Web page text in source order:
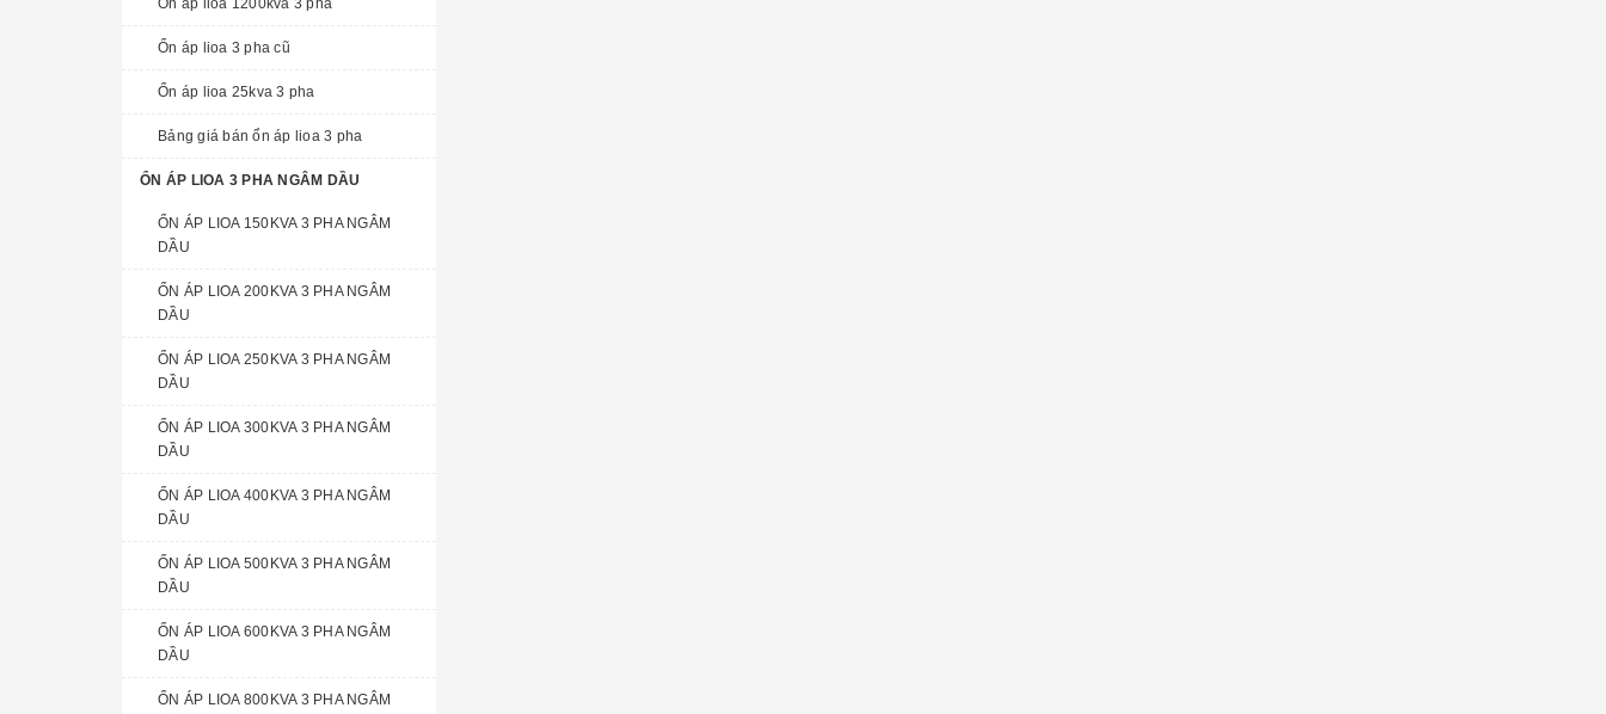
Ổn áp lioa 1200kva 3 pha
Ổn áp lioa 3 pha cũ
Ổn áp lioa 25kva 3 pha
Bảng giá bán ổn áp lioa 3 pha
ỔN ÁP LIOA 3 PHA NGÂM DẦU
ỔN ÁP LIOA 150KVA 3 PHA NGÂM
DẦU
ỔN ÁP LIOA 200KVA 3 PHA NGÂM
DẦU
ỔN ÁP LIOA 250KVA 3 PHA NGÂM
DẦU
ỔN ÁP LIOA 300KVA 3 PHA NGÂM
DẦU
ỔN ÁP LIOA 400KVA 3 PHA NGÂM
DẦU
ỔN ÁP LIOA 500KVA 3 PHA NGÂM
DẦU
ỔN ÁP LIOA 600KVA 3 PHA NGÂM
DẦU
ỔN ÁP LIOA 800KVA 3 PHA NGÂM